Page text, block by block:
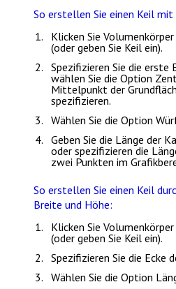
So erstellen Sie einen Keil
Klicken Sie
(oder geben Sie Keil ein).
Spezifizieren Sie die erste
wählen Sie die Option
Mittelpunkt der
spezifizieren.
Wählen Sie die Option
Geben Sie die Länge der
oder spezifizieren die
zwei Punkten im
So erstellen Sie einen Keil
Breite und Höhe:
Klicken Sie
(oder geben Sie Keil ein).
Spezifizieren Sie die Ecke
Wählen Sie die Option